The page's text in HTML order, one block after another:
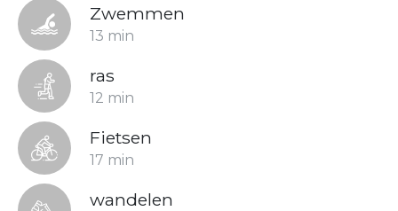
Zwemmen
13 min
ras
12 min
Fietsen
17 min
wandelen